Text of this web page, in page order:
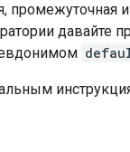
промежуточная
давайте